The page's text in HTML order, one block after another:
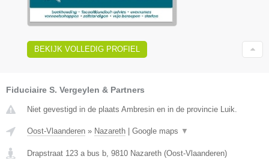
BEKIJK VOLLEDIG PROFIEL
Fiduciaire S. Vergeylen & Partners
Niet gevestigd in de plaats Ambresin en in de provincie Luik.
Oost-Vlaanderen » Nazareth Google maps ▼
Drapstraat 123 a bus b, 9810 Nazareth (Oost-Vlaanderen)